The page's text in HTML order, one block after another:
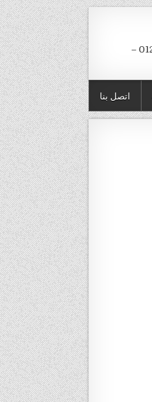
01211116954 – 01211116956 – 01221696797 –
اتصل بنا